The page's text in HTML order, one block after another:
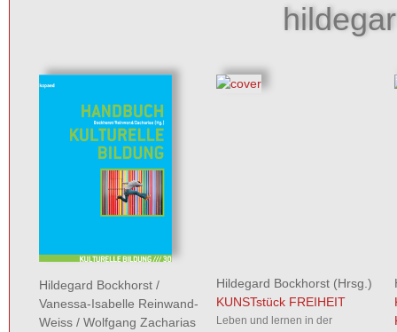
Hildegard Bockhorst /
Vanessa-Isabelle Reinwand-
Weiss / Wolfgang Zacharias
Hildegard Bockhorst (Hrsg.)
KUNSTstück FREIHEIT
Leben und lernen in der